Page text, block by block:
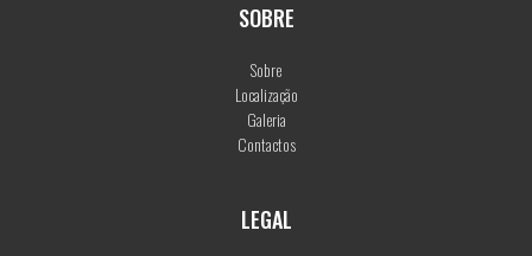
SOBRE
Sobre
Localização
Galeria
Contactos
LEGAL